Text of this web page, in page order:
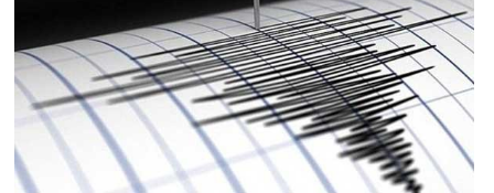
ديكور
أخبار
إعلام